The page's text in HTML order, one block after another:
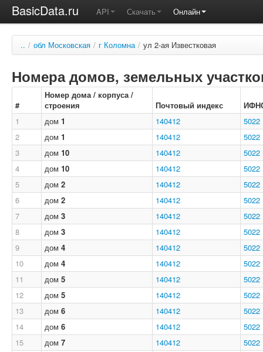
BasicData.ru API Скачать Онлайн
.. / обл Московская / г Коломна / ул 2-ая Известковая
Номера домов, земельных
#
Номер дома / корпуса /
строения
Почтовый индекс
1
дом 1 140412
5022
2
дом 1 140412
5022
3
дом 10 140412
5022
4
дом 10 140412
5022
5
дом 2 140412
5022
6
дом 2 140412
5022
7
дом 3 140412
5022
8
дом 3 140412
5022
9
дом 4 140412
5022
10
дом 4 140412
5022
11
дом 5 140412
5022
12
дом 5 140412
5022
13
дом 6 140412
5022
14
дом 6 140412
5022
15
дом 7 140412
5022